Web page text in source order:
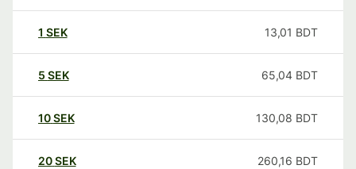
1 SEK 13,01 BDT
5 SEK 65,04 BDT
10SEK 130,08 BDT
20SEK 260,16 BDT